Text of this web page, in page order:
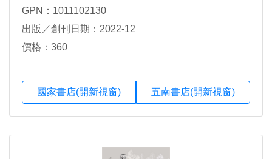
憲燦，謝宗欣
GPN：1011102130
出版／創刊日期：2022-12
價格：360
國家書店(開新視窗) 五南書店(開新視窗)